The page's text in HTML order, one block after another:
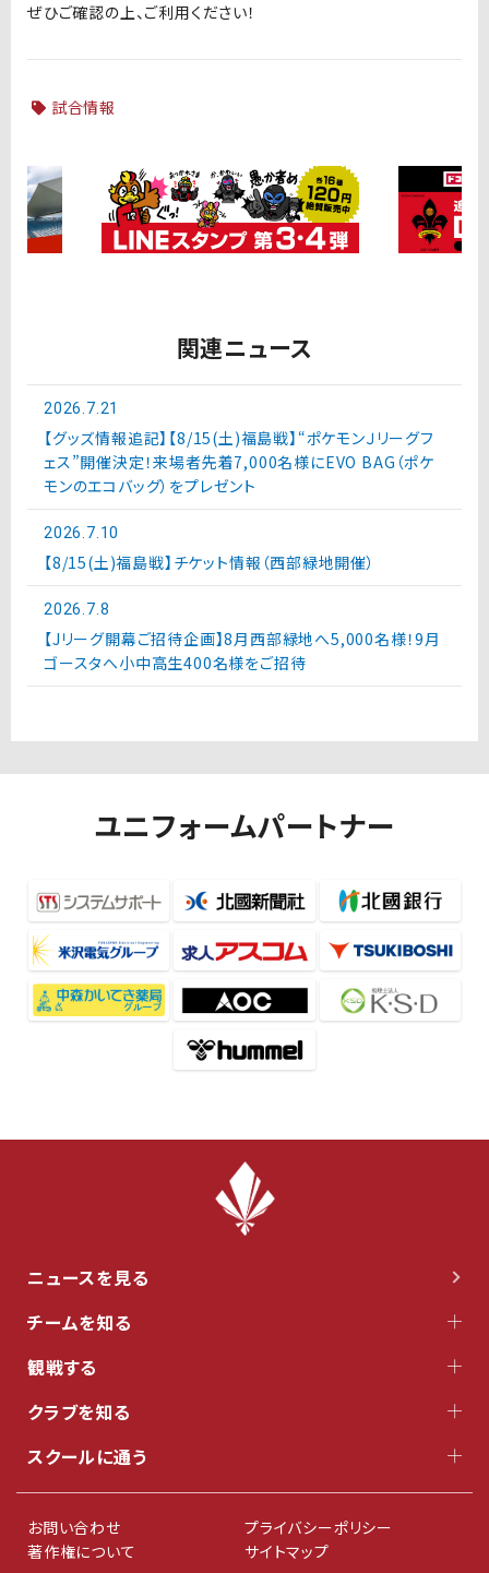
ぜひご確認の上、ご利用ください！
試合情報
関連ニュース
2026.7.21
【グッズ情報追記】【8/15(土)福島戦】“ポケモンＪリーグフ
ェス”開催決定！来場者先着7,000名様にEVO BAG（ポケ
モンのエコバッグ）をプレゼント
2026.7.10
【8/15(土)福島戦】チケット情報（西部緑地開催）
2026.7.8
【Jリーグ開幕ご招待企画】8月西部緑地へ5,000名様！9月
ゴースタへ小中高生400名様をご招待
ユニフォームパートナー
ニュースを見る
チームを知る
観戦する
クラブを知る
スクールに通う
お問い合わせ
プライバシーポリシー
著作権について
サイトマップ